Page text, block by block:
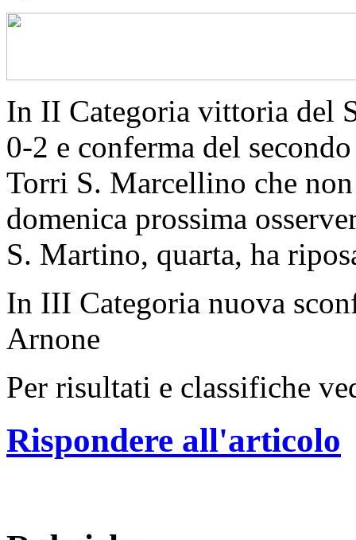
In II Categoria vittoria del
0-2 e conferma del
Torri S. Marcellino che non
domenica prossima
S. Martino, quarta, ha
In III Categoria nuova
Arnone
Per risultati e classifiche
Rispondere all'articolo